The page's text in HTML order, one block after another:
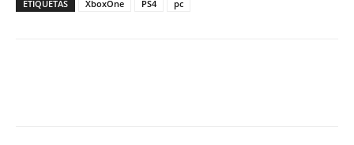
ETIQUETAS XboxOne PS4 pc